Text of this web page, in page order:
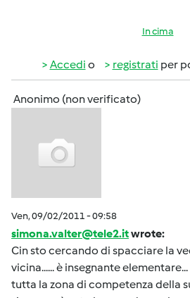
In cima
Accedi o registrati per
Anonimo (non verificato)
Ven, 09/02/2011 - 09:58
simona.valter@tele2.itwrote:
Cin sto cercando di spacciare la
vicina...... è insegnante
tutta la zona di competenza della